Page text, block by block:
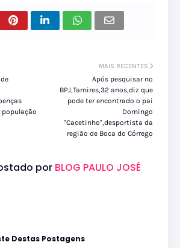
MAIS RECENTES
Após pesquisar no
BPJ,Tamires,32 anos,diz que
pode ter encontrado o pai
Domingo
''Cacetinho'',desportista da
região de Boca do Córrego
população
por BLOG PAULO JOSÉ
Destas Postagens